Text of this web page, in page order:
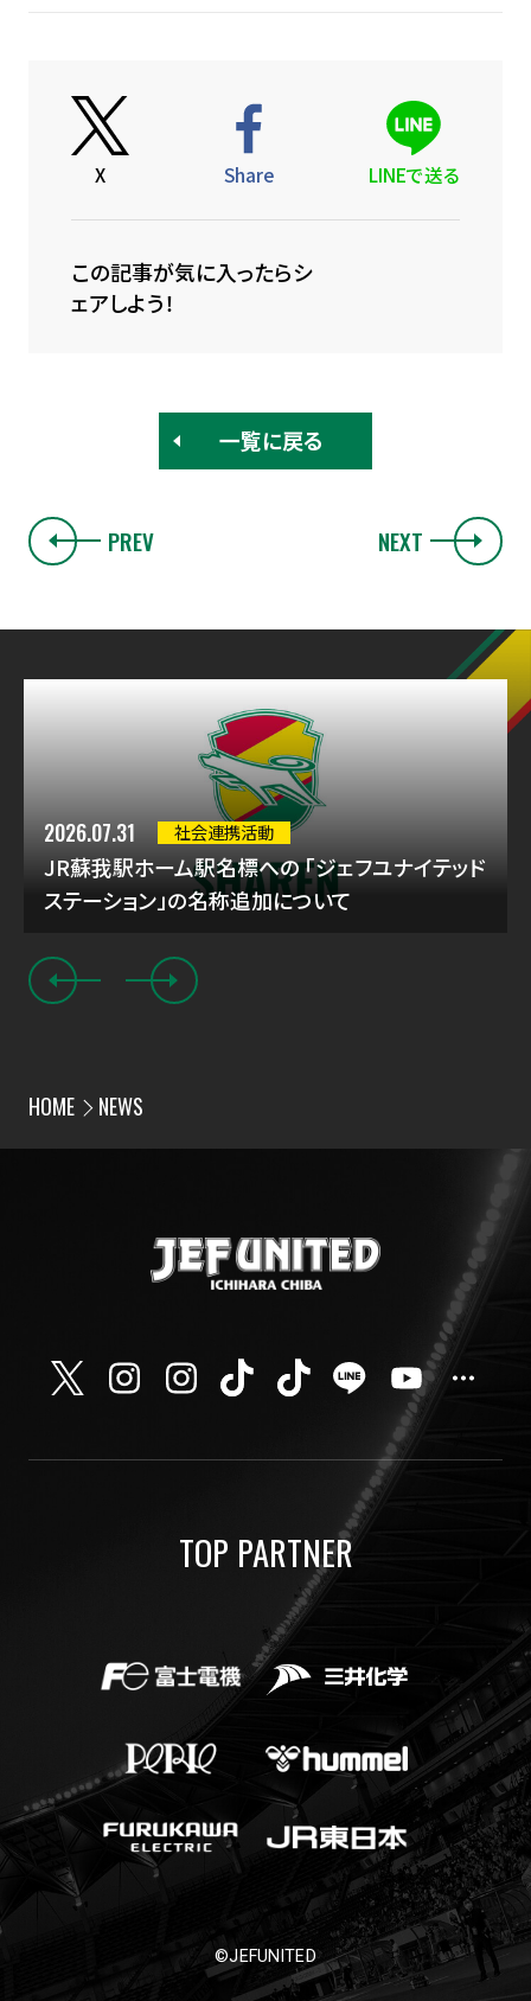
X Share LINEで送る
この記事が気に入ったらシ
ェアしよう！
一覧に戻る
PREV NEXT
2026.07.31 社会連携活動
JR蘇我駅ホーム駅名標への 「ジェフユナイテッド
ステーション」の名称追加について
HOME NEWS
TOP PARTNER
©JEFUNITED